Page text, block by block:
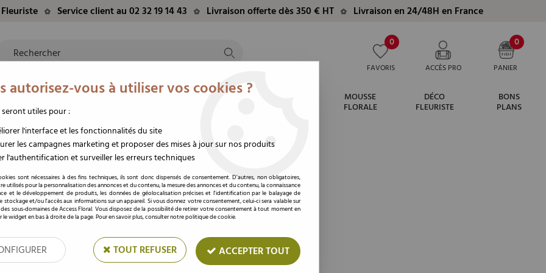
Service client au 02 32 19 14 43 Livraison offerte dès 350 € HT Livraison en 24/48H en France
0
FAVORIS ACCÈS PRO
0
PANIER
EVÈNEMENTS
DU MOMENT
FLEURS/PLANTES DEUIL MOUSSE
FLORALE
DÉCO
FLEURISTE
BONS
PLANS
Mousse mouillable
autorisez-vous à utiliser vos cookies ?
seront utiles pour :
l'interface et les fonctionnalités du site
les campagnes marketing et proposer des mises à jour sur nos produits
l'authentification et surveiller les erreurs techniques
sont nécessaires à des fins techniques, ils sont donc dispensés de consentement. D'autres, non obligatoires,
utilisés pour la personnalisation des annonces et du contenu, la mesure des annonces et du contenu, la connaissance
et le développement de produits, les données de géolocalisation précises et l'identification par le balayage de
stockage et/ou l'accès aux informations sur un appareil. Si vous donnez votre consentement, celui-ci sera valable sur
des sous-domaines de Access Floral. Vous disposez de la possibilité de retirer votre consentement à tout moment en
le widget en bas à droite de la page. Pour en savoir plus, consulter notre politique de cookie.
TOUT REFUSER ACCEPTER TOUT